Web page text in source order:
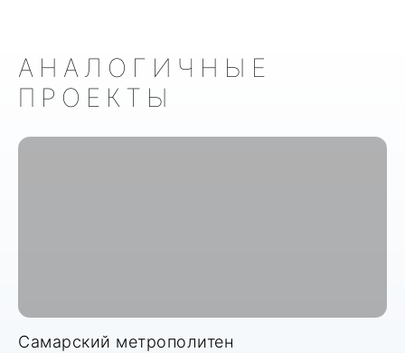
АНАЛОГИЧНЫЕ
ПРОЕКТЫ
Самарский метрополитен